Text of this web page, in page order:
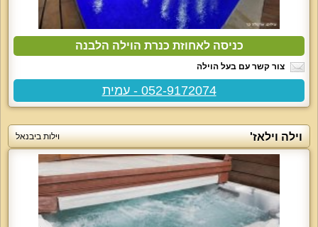
כניסה לאחוזת כנרת הוילה הלבנה
צור קשר עם בעל הוילה
052-9172074 - עמית
וילה וילאז' וילות ביבנאל